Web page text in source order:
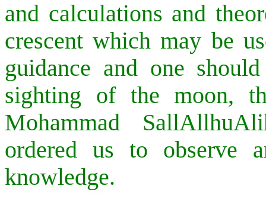
and calculations and
crescent which may be
guidance and one
sighting of the moon,
Mohammad
ordered us to observe
knowledge.